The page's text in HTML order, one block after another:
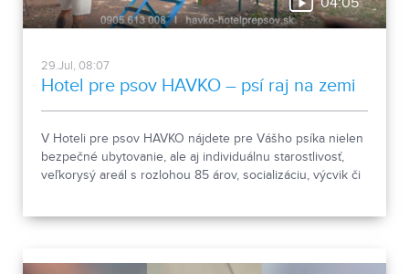
04:05
29.Jul, 08:07
Hotel pre psov HAVKO – psí raj na zemi
V Hoteli pre psov HAVKO nájdete pre Vášho psíka nielen
bezpečné ubytovanie, ale aj individuálnu starostlivosť,
veľkorysý areál s rozlohou 85 árov, socializáciu, výcvik či